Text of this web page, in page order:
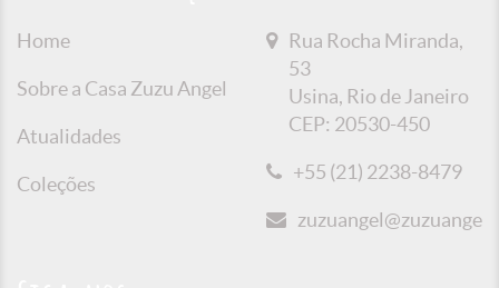
Home
Sobre a Casa Zuzu Angel
Atualidades
Coleções
Rua Rocha Miranda,
53
Usina, Rio de Janeiro
CEP: 20530-450
+55 (21) 2238-8479